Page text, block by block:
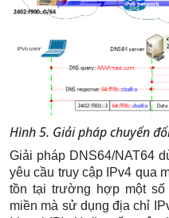
Hình 5. Giải pháp chuyển
Giải pháp DNS64/NAT64
yêu cầu truy cập IPv4 qua
tồn tại trường hợp một
miền mà sử dụng địa chỉ